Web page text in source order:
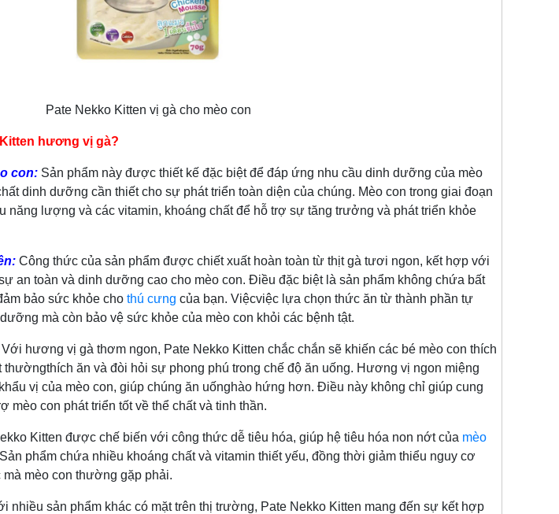
Pate Nekko Kitten vị gà cho mèo con
hương vị gà?
con: Sản phẩm này được thiết kế đặc biệt để đáp ứng nhu cầu dinh dưỡng của mèo
dinh dưỡng cần thiết cho sự phát triển toàn diện của chúng. Mèo con trong giai đoạn
năng lượng và các vitamin, khoáng chất để hỗ trợ sự tăng trưởng và phát triển khỏe
Công thức của sản phẩm được chiết xuất hoàn toàn từ thịt gà tươi ngon, kết hợp với
an toàn và dinh dưỡng cao cho mèo con. Điều đặc biệt là sản phẩm không chứa bất
bảo sức khỏe cho thú cưng của bạn. Việcviệc lựa chọn thức ăn từ thành phần tự
mà còn bảo vệ sức khỏe của mèo con khỏi các bệnh tật.
Với hương vị gà thơm ngon, Pate Nekko Kitten chắc chắn sẽ khiến các bé mèo con thích
ăn và đòi hỏi sự phong phú trong chế độ ăn uống. Hương vị ngon miệng
vị của mèo con, giúp chúng ăn uốnghào hứng hơn. Điều này không chỉ giúp cung
mèo con phát triển tốt về thể chất và tinh thần.
Kitten được chế biến với công thức dễ tiêu hóa, giúp hệ tiêu hóa non nớt của mèo
phẩm chứa nhiều khoáng chất và vitamin thiết yếu, đồng thời giảm thiểu nguy cơ
mèo con thường gặp phải.
nhiều sản phẩm khác có mặt trên thị trường, Pate Nekko Kitten mang đến sự kết hợp